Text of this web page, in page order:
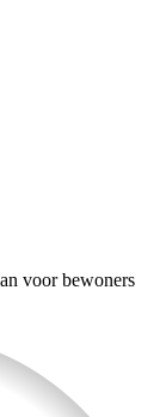
voor bewoners